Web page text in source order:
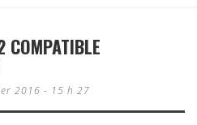
COMPATIBLE
2016 - 15 h 27